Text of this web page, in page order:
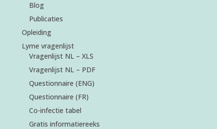
Blog
Publicaties
Opleiding
Lyme vragenlijst
Vragenlijst NL – XLS
Vragenlijst NL – PDF
Questionnaire (ENG)
Questionnaire (FR)
Co-infectie tabel
Gratis informatiereeks